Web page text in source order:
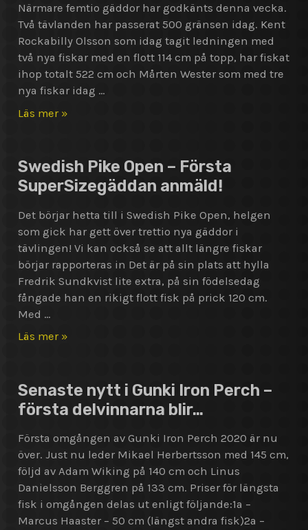
Närmare femtio gäddor har godkänts denna vecka.
Två tävlanden har passerat 500 gränsen idag. Kent
Rockabilly Olsson som idag tagit ledningen med
två nya fiskar med en flott 114 cm på topp, har fiskat
ihop totalt 522 cm och Mårten Wester som med tre
nya fiskar idag …
Kent
tar
rejält
tag
i
ledningen
i
Swedish
Pike
Open!
Läs mer »
Swedish Pike Open – Första
SuperSizegäddan anmäld!
Det börjar hetta till i Swedish Pike Open, helgen
som gick har gett över trettio nya gäddor i
tävlingen! Vi kan också se att allt längre fiskar
börjar rapporteras in Det är på sin plats att hylla
Fredrik Sundkvist lite extra, på sin födelsedag
fångade han en rikigt flott fisk på prick 120 cm.
Med …
Swedish
–
Första
SuperSizegäddan
anmäld!
Läs mer »
Senaste nytt i Gunki Iron Perch –
första delvinnarna blir…
Första omgången av Gunki Iron Perch 2020 är nu
över. Just nu leder Mikael Herbertsson med 145 cm,
följd av Adam Wiking på 140 cm och Linus
Danielsson Berggren på 133 cm. Priser för längsta
fisk i omgången delas ut enligt följande:1a –
Marcus Haaster – 50 cm (längst andra fisk)2a –